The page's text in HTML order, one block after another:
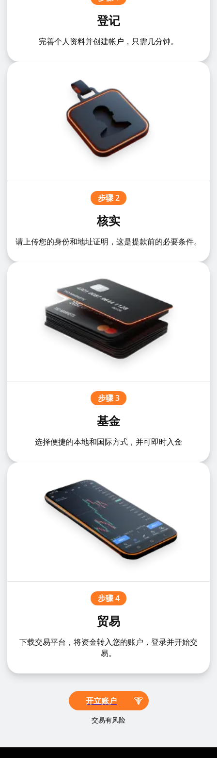
登记
完善个人资料并创建帐户，只需几分钟。
步骤 2
核实
请上传您的身份和地址证明，这是提款前的必要条件。
步骤 3
基金
选择便捷的本地和国际方式，并可即时入金
步骤 4
贸易
下载交易平台，将资金转入您的账户，登录并开始交
易。
开立账户
交易有风险